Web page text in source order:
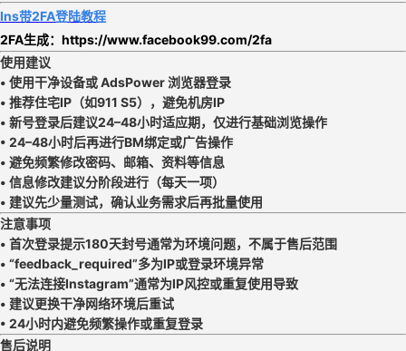
Ins带2FA登陆教程
2FA生成： https://www.facebook99.com/2fa
使用建议
• 使用干净设备或 AdsPower 浏览器登录
• 推荐住宅IP（如911 S5），避免机房IP
• 新号登录后建议24–48小时适应期，仅进行基础浏览操作
• 24–48小时后再进行BM绑定或广告操作
• 避免频繁修改密码、邮箱、资料等信息
• 信息修改建议分阶段进行（每天一项）
• 建议先少量测试，确认业务需求后再批量使用
注意事项
• 首次登录提示180天封号通常为环境问题，不属于售后范围
• “feedback_required”多为IP或登录环境异常
• “无法连接Instagram”通常为IP风控或重复使用导致
• 建议更换干净网络环境后重试
• 24小时内避免频繁操作或重复登录
售后说明